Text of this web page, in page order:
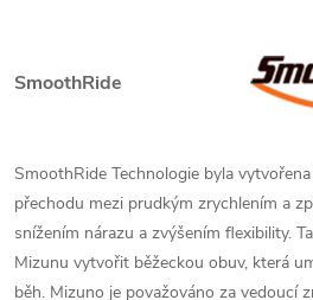
SmoothRide
SmoothRide Technologie byla
přechodu mezi prudkým zrychlením a
snížením nárazu a zvýšením flexibility.
Mizunu vytvořit běžeckou obuv, která
běh. Mizuno je považováno za vedoucí